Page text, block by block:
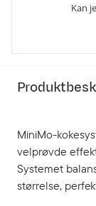
Kan
MiniMo-
velprøvde
Systemet
størrelse,